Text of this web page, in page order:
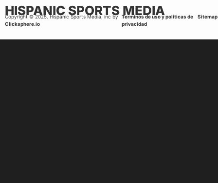
HISPANIC SPORTS MEDIA
Copyright © 2025. Hispanic Sports Media, inc by
Clicksphere.io
Terminos de uso y políticas de
privacidad
Sitemap